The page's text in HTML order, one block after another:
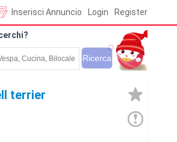
Login Register
Inserisci Annuncio
terrier